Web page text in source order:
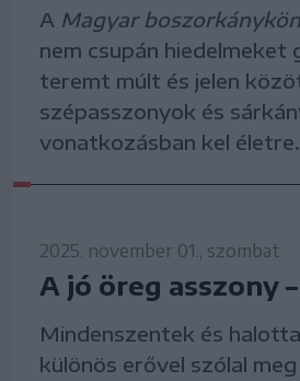
A Magyar
nem csupán
teremt múlt és jelen
szépasszonyok és
vonatkozásban kel életre.
2025. november 01., szombat
A jó öreg asszony
Mindenszentek és
különös erővel szólal meg